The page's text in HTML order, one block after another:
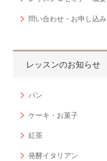
問い合わせ・お申し込み
レッスンのお知らせ
パン
ケーキ・お菓子
紅茶
発酵イタリアン